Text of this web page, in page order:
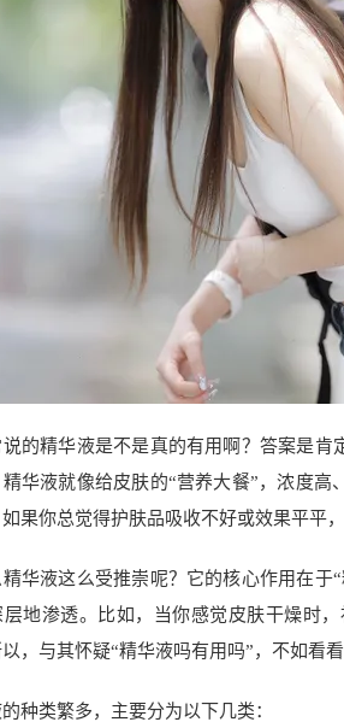
说的精华液是不是真的有用啊？答案是
华液就像给皮肤的“营养大餐”，浓度
果你总觉得护肤品吸收不好或效果平平
精华液这么受推崇呢？它的核心作用在
层地渗透。比如，当你感觉皮肤干燥时
，与其怀疑“精华液吗有用吗”，不如看
种类繁多，主要分为以下几类：